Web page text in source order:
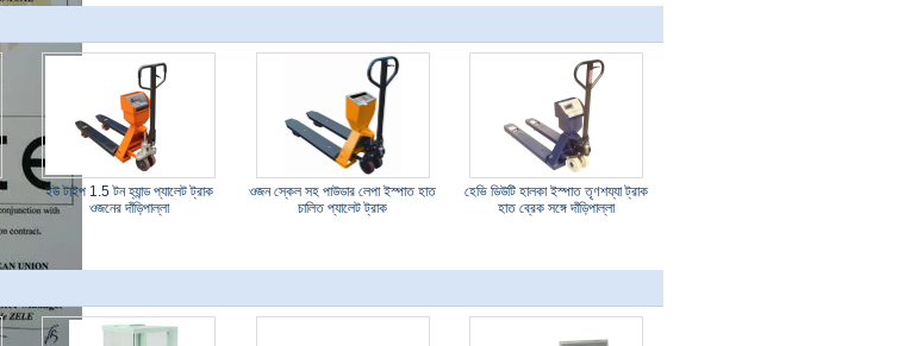
ইউ টাইপ 1.5 টন হ্যান্ড প্যালেট ট্রাক
ওজনের দাঁড়িপাল্লা
ওজন স্কেল সহ পাউডার লেপা ইস্পাত হাত
চালিত প্যালেট ট্রাক
হেভি ডিউটি ​​হালকা ইস্পাত তৃণশয্যা ট্রাক
হাত ব্রেক সঙ্গে দাঁড়িপাল্লা